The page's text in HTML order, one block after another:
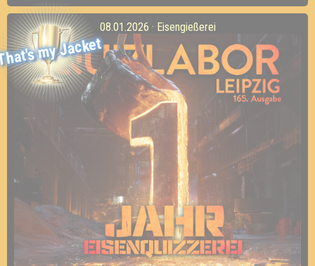
my Jacket
08.01.2026 · Eisengießerei